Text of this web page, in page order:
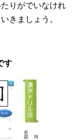
りがでいなけれ
きましょう。
す